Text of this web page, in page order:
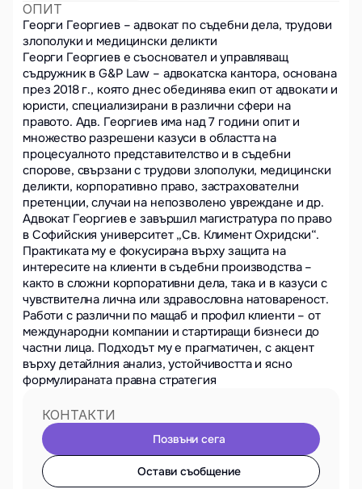
ОПИТ
Георги Георгиев – адвокат по съдебни дела, трудови
злополуки и медицински деликти
Георги Георгиев е съосновател и управляващ
съдружник в G&P Law – адвокатска кантора, основана
през 2018 г., която днес обединява екип от адвокати и
юристи, специализирани в различни сфери на
правото. Адв. Георгиев има над 7 години опит и
множество разрешени казуси в областта на
процесуалното представителство и в съдебни
спорове, свързани с трудови злополуки, медицински
деликти, корпоративно право, застрахователни
претенции, случаи на непозволено увреждане и др.
Адвокат Георгиев е завършил магистратура по право
в Софийския университет „Св. Климент Охридски“.
Практиката му е фокусирана върху защита на
интересите на клиенти в съдебни производства –
както в сложни корпоративни дела, така и в казуси с
чувствителна лична или здравословна натовареност.
Работи с различни по мащаб и профил клиенти – от
международни компании и стартиращи бизнеси до
частни лица. Подходът му е прагматичен, с акцент
върху детайлния анализ, устойчивостта и ясно
формулираната правна стратегия
КОНТАКТИ
Позвъни сега
Остави съобщение